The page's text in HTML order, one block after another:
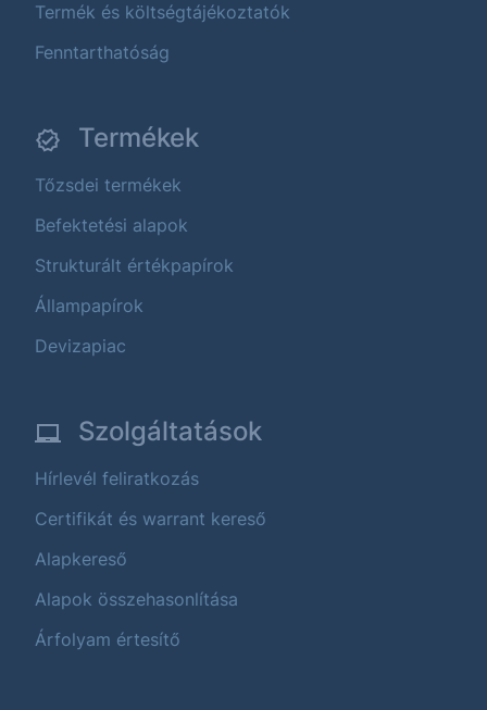
Termék és költségtájékoztatók
Fenntarthatóság
Termékek
Tőzsdei termékek
Befektetési alapok
Strukturált értékpapírok
Állampapírok
Devizapiac
Szolgáltatások
Hírlevél feliratkozás
Certifikát és warrant kereső
Alapkereső
Alapok összehasonlítása
Árfolyam értesítő